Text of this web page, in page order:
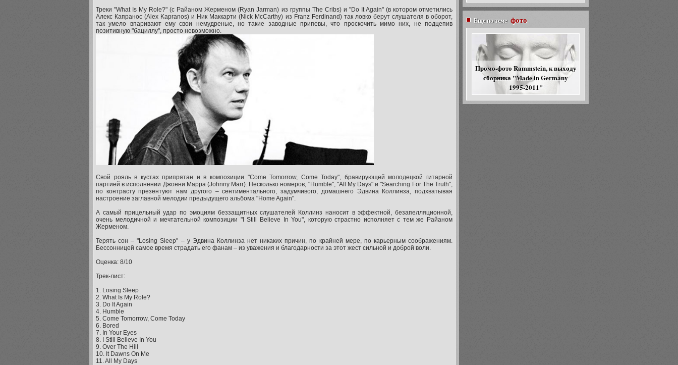
Треки "What Is My Role?" (с Райаном Жерменом (Ryan Jarman) из группы The Cribs) и "Do It Again" (в котором отметились
Алекс Капранос (Alex Kapranos) и Ник Маккарти (Nick McCarthy) из Franz Ferdinand) так ловко берут слушателя в оборот,
так умело впаривают ему свои немудреные, но такие заводные припевы, что проскочить мимо них, не подцепив
позитивную "бациллу", просто невозможно.
Свой рояль в кустах припрятан и в композиции "Come Tomorrow, Come Today", бравирующей молодецкой гитарной
партией в исполнении Джонни Марра (Johnny Marr). Несколько номеров, "Humble", "All My Days" и "Searching For The Truth",
по контрасту презентуют нам другого – сентиментального, задумчивого, домашнего Эдвина Коллинза, подхватывая
настроение заглавной мелодии предыдущего альбома "Home Again".
А самый прицельный удар по эмоциям беззащитных слушателей Коллинз наносит в эффектной, безапелляционной,
очень мелодичной и мечтательной композиции "I Still Believe In You", которую страстно исполняет с тем же Райаном
Жерменом.
Терять сон – "Losing Sleep" – у Эдвина Коллинза нет никаких причин, по крайней мере, по карьерным соображениям.
Бессонницей самое время страдать его фанам – из уважения и благодарности за этот жест сильной и доброй воли.
Оценка: 8/10
Трек-лист:
1. Losing Sleep
2. What Is My Role?
3. Do It Again
4. Humble
5. Come Tomorrow, Come Today
6. Bored
7. In Your Eyes
8. I Still Believe In You
9. Over The Hill
10. It Dawns On Me
11. All My Days
Еще по теме фото
Промо-фото Rammstein, к выходу
сборника "Made in Germany
1995-2011"